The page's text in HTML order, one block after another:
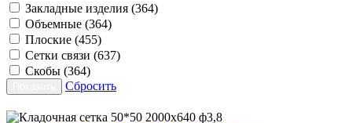
Закладные изделия (364)
Объемные (364)
Плоские (455)
Сетки связи (637)
Скобы (364)
Сбросить